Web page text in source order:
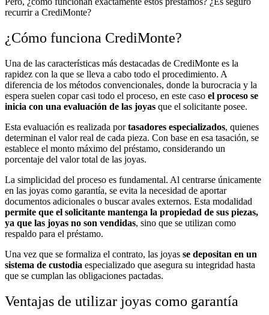
recurrir a CrediMonte?
¿Cómo funciona CrediMonte?
Una de las características más destacadas de CrediMonte es la
rapidez con la que se lleva a cabo todo el procedimiento. A
diferencia de los métodos convencionales, donde la burocracia y la
espera suelen copar casi todo el proceso, en este caso el proceso se
inicia con una evaluación de las joyas que el solicitante posee.
Esta evaluación es realizada portasadores especializados, quienes
determinan el valor real de cada pieza. Con base en esa tasación, se
establece el monto máximo del préstamo, considerando un
porcentaje del valor total de las joyas.
La simplicidad del proceso es fundamental. Al centrarse únicamente
en las joyas como garantía, se evita la necesidad de aportar
documentos adicionales o buscar avales externos. Esta modalidad
permite que el solicitante mantenga la propiedad de sus piezas,
ya que las joyas no son vendidas, sino que se utilizan como
respaldo para el préstamo.
Una vez que se formaliza el contrato, las joyas se depositan en un
sistema de custodia especializado que asegura su integridad hasta
que se cumplan las obligaciones pactadas.
Ventajas de utilizar joyas como garantía